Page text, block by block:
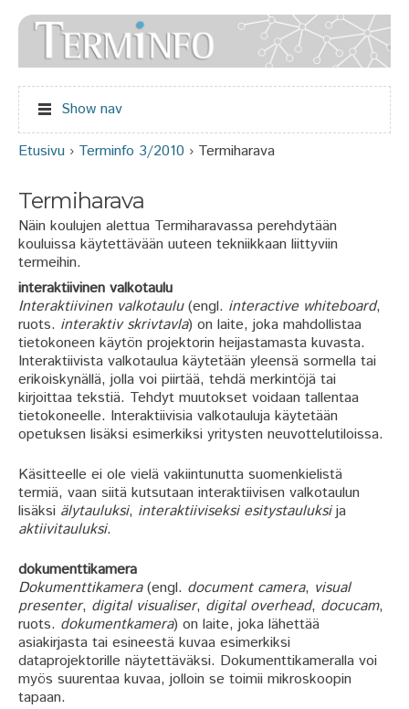
Jump to navigation
Show nav
Etusivu › Terminfo 3/2010 › Termiharava
Termiharava
Näin koulujen alettua Termiharavassa perehdytään
kouluissa käytettävään uuteen tekniikkaan liittyviin
termeihin.
interaktiivinen valkotaulu
Interaktiivinen valkotaulu(engl. interactive whiteboard,
ruots. interaktiv skrivtavla) on laite, joka mahdollistaa
tietokoneen käytön projektorin heijastamasta kuvasta.
Interaktiivista valkotaulua käytetään yleensä sormella tai
erikoiskynällä, jolla voi piirtää, tehdä merkintöjä tai
kirjoittaa tekstiä. Tehdyt muutokset voidaan tallentaa
tietokoneelle. Interaktiivisia valkotauluja käytetään
opetuksen lisäksi esimerkiksi yritysten neuvottelutiloissa.
Käsitteelle ei ole vielä vakiintunutta suomenkielistä
termiä, vaan siitä kutsutaan interaktiivisen valkotaulun
lisäksi älytauluksi, interaktiiviseksi esitystauluksija
aktiivitauluksi.
dokumenttikamera
Dokumenttikamera(engl. document camera, visual
presenter, digital visualiser, digital overhead, docucam,
ruots. dokumentkamera) on laite, joka lähettää
asiakirjasta tai esineestä kuvaa esimerkiksi
dataprojektorille näytettäväksi. Dokumenttikameralla voi
myös suurentaa kuvaa, jolloin se toimii mikroskoopin
tapaan.